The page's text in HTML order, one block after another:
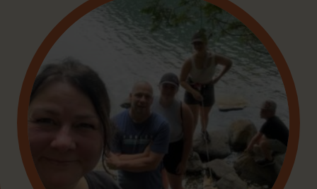
Foire aux questions
Me connecter